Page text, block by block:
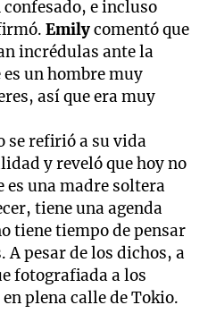
e incluso
Emilycomentó que
incrédulas ante la
un hombre muy
así que era muy
se refirió a su vida
y reveló que hoy no
es una madre soltera
tiene una agenda
tiene tiempo de pensar
A pesar de los dichos, a
fotografiada a los
en plena calle de Tokio.